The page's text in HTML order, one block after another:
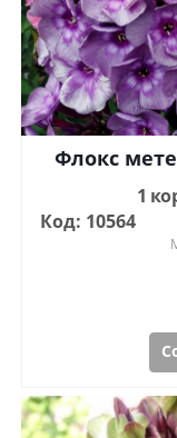
Флокс
1
Код: 10564